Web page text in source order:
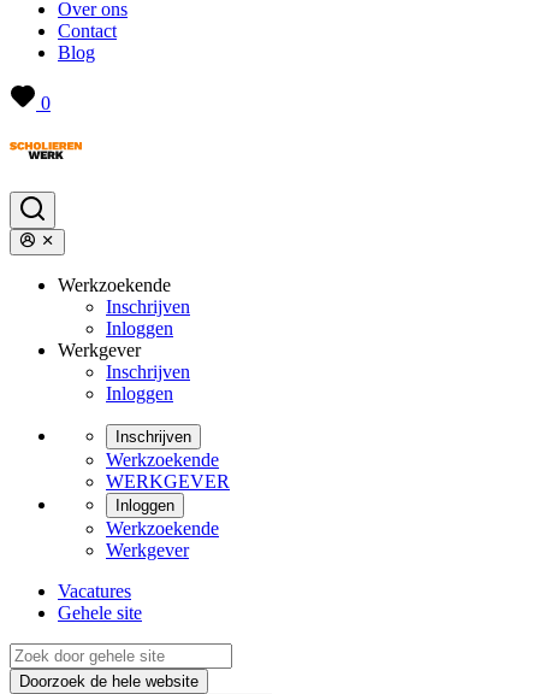
Over ons
Contact
Blog
0
Werkzoekende
Inschrijven
Inloggen
Werkgever
Inschrijven
Inloggen
Inschrijven
Werkzoekende
WERKGEVER
Inloggen
Werkzoekende
Werkgever
Vacatures
Gehele site